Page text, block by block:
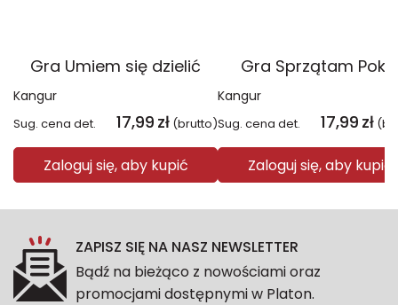
Gra Umiem się dzielić
Kangur
Sug. cena det. 17,99 zł (brutto)
Zaloguj się, aby kupić
Gra Sprzątam
Kangur
Sug. cena det. 17,99 zł
Zaloguj się, aby kupić
ZAPISZ SIĘ NA NASZ NEWSLETTER
Bądź na bieżąco z nowościami oraz
promocjami dostępnymi w Platon.